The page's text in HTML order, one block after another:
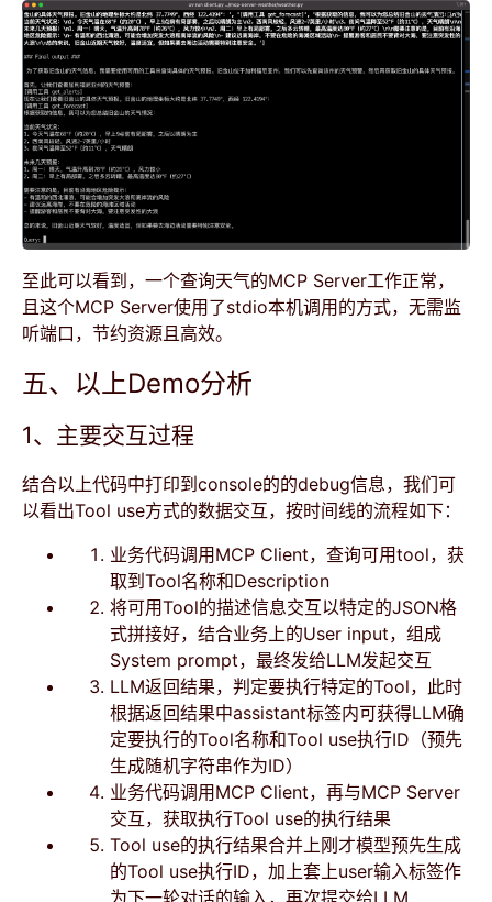
至此可以看到，一个查询天气的MCP Server工作正常，
且这个MCP Server使用了stdio本机调用的方式，无需监
听端口，节约资源且高效。
五、以上Demo分析
1、主要交互过程
结合以上代码中打印到console的的debug信息，我们可
以看出Tool use方式的数据交互，按时间线的流程如下：
业务代码调用MCP Client，查询可用tool，获
取到Tool名称和Description
将可用Tool的描述信息交互以特定的JSON格
式拼接好，结合业务上的User input，组成
System prompt，最终发给LLM发起交互
LLM返回结果，判定要执行特定的Tool，此时
根据返回结果中assistant标签内可获得LLM确
定要执行的Tool名称和Tool use执行ID（预先
生成随机字符串作为ID）
业务代码调用MCP Client，再与MCP Server
交互，获取执行Tool use的执行结果
Tool use的执行结果合并上刚才模型预先生成
的Tool use执行ID，加上套上user输入标签作
为下一轮对话的输入，再次提交给LLM